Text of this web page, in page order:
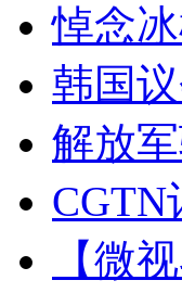
悼念
韩国
解放
CGTN
【微